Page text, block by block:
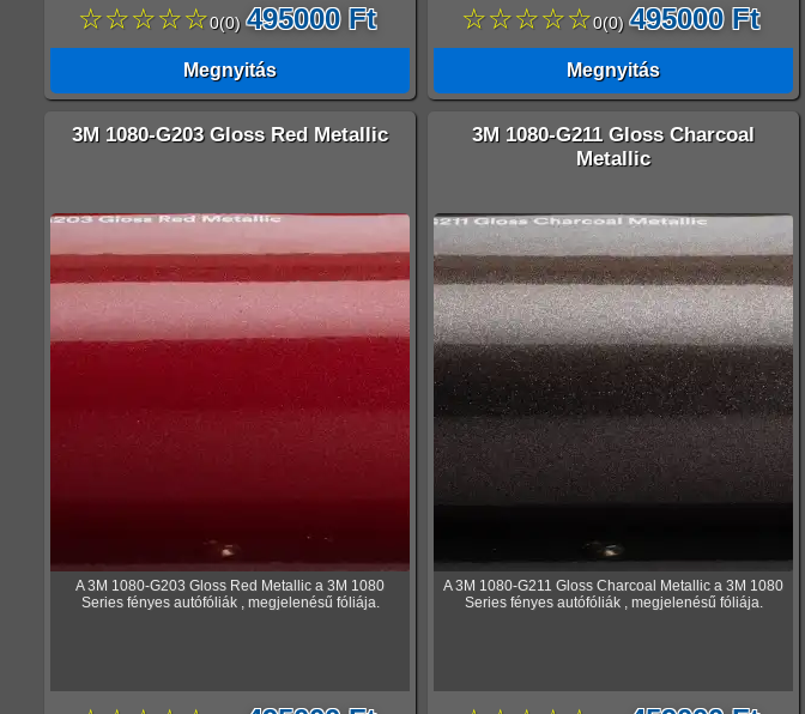
☆☆☆☆☆0(0) 495000 Ft
Megnyitás
☆☆☆☆☆0(0) 495000 Ft
Megnyitás
3M 1080-G203 Gloss Red Metallic
A 3M 1080-G203 Gloss Red Metallic a 3M 1080
Series fényes autófóliák , megjelenésű fóliája.
3M 1080-G211 Gloss Charcoal
Metallic
A 3M 1080-G211 Gloss Charcoal Metallic a 3M 1080
Series fényes autófóliák , megjelenésű fóliája.